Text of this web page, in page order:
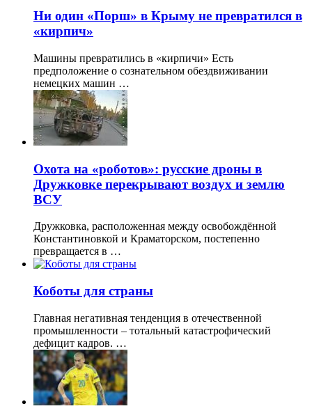
Ни один «Порш» в Крыму не превратился в
«кирпич»
Машины превратились в «кирпичи» Есть
предположение о сознательном обездвиживании
немецких машин …
Охота на «роботов»: русские дроны в
Дружковке перекрывают воздух и землю
ВСУ
Дружковка, расположенная между освобождённой
Константиновкой и Краматорском, постепенно
превращается в …
Коботы для страны
Главная негативная тенденция в отечественной
промышленности – тотальный катастрофический
дефицит кадров. …